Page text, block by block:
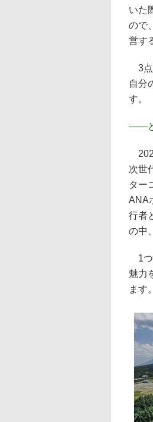
いた
ので
営す
3点
自分
す。
――
次世
ター
ANA
行者
の中
1つ
魅力
ます。